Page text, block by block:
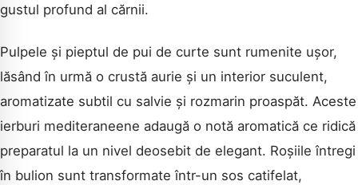
gustul profund al cărnii.
Pulpele și pieptul de pui de curte sunt rumenite ușor,
lăsând în urmă o crustă aurie și un interior suculent,
aromatizate subtil cu salvie și rozmarin proaspăt. Aceste
ierburi mediteraneene adaugă o notă aromatică ce ridică
preparatul la un nivel deosebit de elegant. Roșiile întregi
în bulion sunt transformate într-un sos catifelat,